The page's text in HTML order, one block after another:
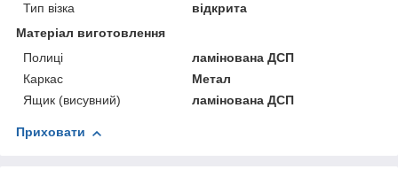
Тип візка
відкрита
Матеріал виготовлення
Полиці
ламінована ДСП
Каркас
Метал
Ящик (висувний)
ламінована ДСП
Приховати